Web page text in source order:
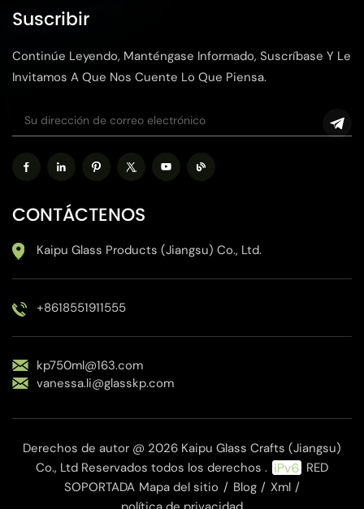
Suscribir
Continúe Leyendo, Manténgase Informado, Suscríbase Y Le
Invitamos A Que Nos Cuente Lo Que Piensa.
CONTÁCTENOS
Kaipu Glass Products (Jiangsu) Co., Ltd.
+8618551911555
kp750ml@163.com
vanessa.li@glasskp.com
Derechos de autor @ 2026 Kaipu Glass Crafts (Jiangsu)
Co., Ltd Reservados todos los derechos .
RED
SOPORTADA Mapa del sitio / Blog / Xml /